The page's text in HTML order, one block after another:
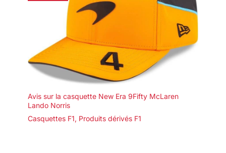
Avis sur la casquette New Era 9Fifty McLaren
Lando Norris
Casquettes F1, Produits dérivés F1